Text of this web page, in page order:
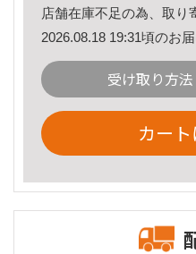
店舗在庫不足の為、取り
2026.08.18 19:31頃のお届
受け取り方
カー